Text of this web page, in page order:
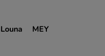
Louna MEY